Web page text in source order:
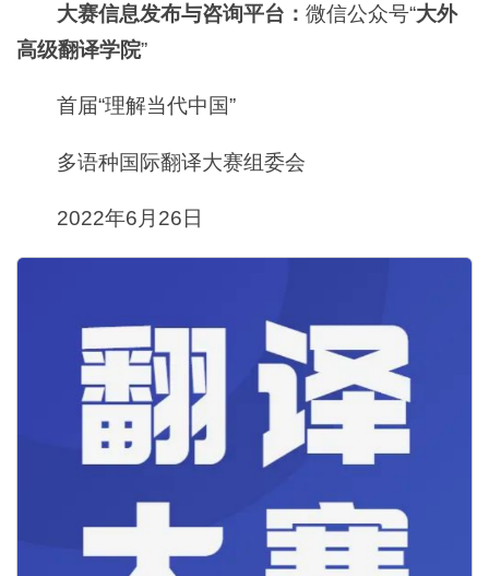
大赛信息发布与咨询平台：微信公众号“大外
高级翻译学院”
首届“理解当代中国”
多语种国际翻译大赛组委会
2022年6月26日